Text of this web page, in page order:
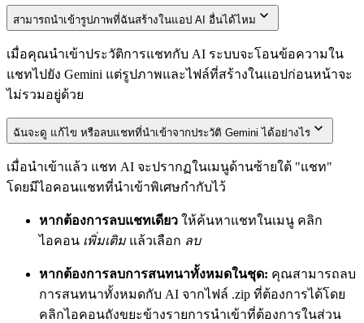
สามารถนำเข้ารูปภาพที่ฉันสร้างในแอป AI อื่นได้ไหม
เมื่อคุณนำเข้าประวัติการแชทกับ AI ระบบจะโอนข้อความใน
แชทไปยัง Gemini แต่รูปภาพและไฟล์ที่สร้างในแอปก่อนหน้าจะ
ไม่รวมอยู่ด้วย
ฉันจะดู แก้ไข หรือลบแชทที่นำเข้าจากประวัติ Gemini ได้อย่างไร
เมื่อนำเข้าแล้ว แชท AI จะปรากฏในเมนูด้านซ้ายใต้ "แชท"
โดยมีไอคอนแชทที่นำเข้าพิเศษกำกับไว้
หากต้องการลบแชทเดียว ให้ค้นหาแชทในเมนู คลิก
ไอคอน เพิ่มเติมแล้วเลือก ลบ
หากต้องการลบการสนทนาทั้งหมดในชุด: คุณสามารถลบ
การสนทนาทั้งหมดกับ AI จากไฟล์ .zip ที่ต้องการได้โดย
คลิกไอคอนถังขยะข้างรายการนำเข้าที่ต้องการในส่วน